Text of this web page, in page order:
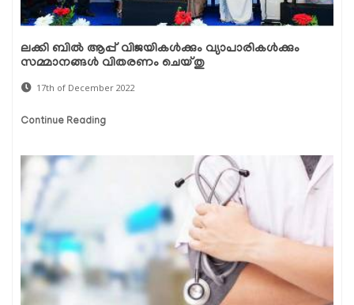
ലക്കി ബിൽ ആപ്പ് വിജയികൾക്കും വ്യാപാരികൾക്കും
സമ്മാനങ്ങൾ വിതരണം ചെയ്തു
17th of December 2022
Continue Reading